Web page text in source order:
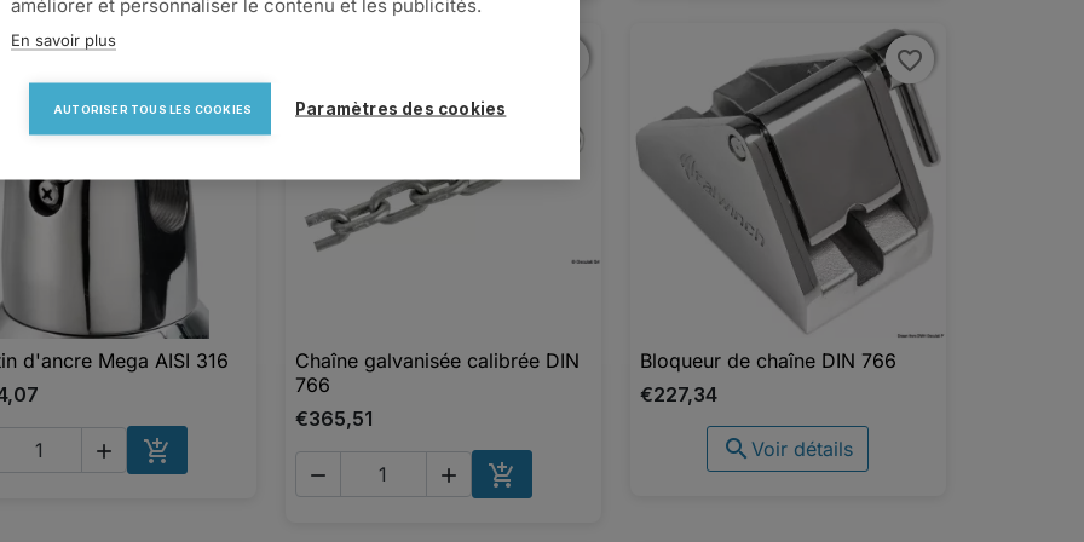
améliorer et personnaliser le contenu et les publicités.
En savoir plus
AUTORISER TOUS LES COOKIES Paramètres des cookies
 Aperçu rapide
d'ancre Mega AISI 316
 
AJOUTER AU PANIER
 Aperçu rapide
Chaîne galvanisée calibrée DIN
766
€365,51
  
AJOUTER AU PANIER
favorite_border
favorite_border
 Aperçu rapide
Bloqueur de chaîne DIN 766
€227,34
Voir détails